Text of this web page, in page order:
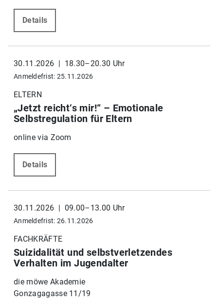
Details
30.11.2026 | 18.30–20.30 Uhr
Anmeldefrist: 25.11.2026
ELTERN
„Jetzt reicht‘s mir!“ – Emotionale
Selbstregulation für Eltern
online via Zoom
Details
30.11.2026 | 09.00–13.00 Uhr
Anmeldefrist: 26.11.2026
FACHKRÄFTE
Suizidalität und selbstverletzendes
Verhalten im Jugendalter
die möwe Akademie
Gonzagagasse 11/19